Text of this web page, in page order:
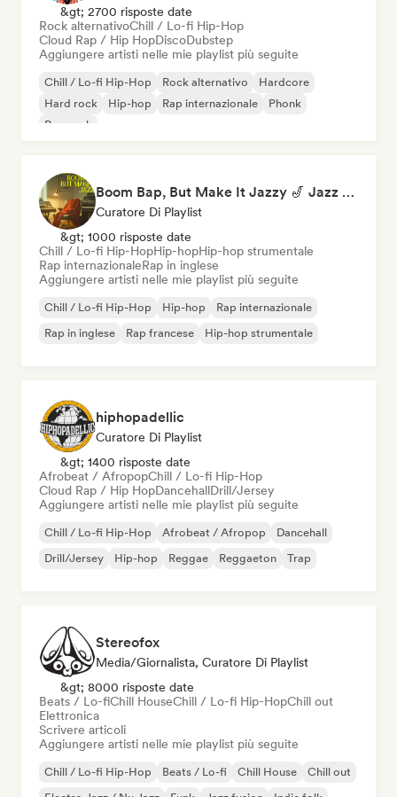
&gt; 2700 risposte date
Rock alternativoChill / Lo-fi Hip-Hop
Cloud Rap / Hip HopDiscoDubstep
Aggiungere artisti nelle mie playlist più seguite
Chill / Lo-fi Hip-Hop Rock alternativo
Hardcore
Hard rock
Hip-hop Rap internazionale
Phonk
Pop rock
Boom Bap, But Make It Jazzy 🎷 Jazz Rap, Underground & Conscious Hip-Hop
Curatore Di Playlist
&gt; 1000 risposte date
Chill / Lo-fi Hip-HopHip-hopHip-hop strumentale
Rap internazionaleRap in inglese
Aggiungere artisti nelle mie playlist più seguite
Chill / Lo-fi Hip-Hop Hip-hop
Rap internazionale
Rap in inglese
Rap francese Hip-hop strumentale
hiphopadellic
Curatore Di Playlist
&gt; 1400 risposte date
Afrobeat / AfropopChill / Lo-fi Hip-Hop
Cloud Rap / Hip HopDancehallDrill/Jersey
Aggiungere artisti nelle mie playlist più seguite
Chill / Lo-fi Hip-Hop Afrobeat / Afropop
Dancehall
Drill/Jersey
Hip-hop Reggae Reggaeton Trap
Stereofox
Media/Giornalista, Curatore Di Playlist
&gt; 8000 risposte date
Beats / Lo-fiChill HouseChill / Lo-fi Hip-HopChill out
Elettronica
Scrivere articoli
Aggiungere artisti nelle mie playlist più seguite
Chill / Lo-fi Hip-Hop Beats / Lo-fi Chill House
Chill out